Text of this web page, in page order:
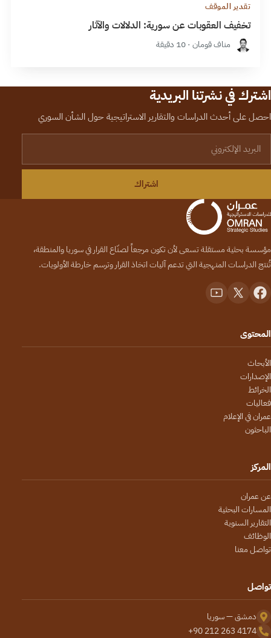
تقدير الموقف
تخفيف العقوبات عن سورية: الدلالات والآثار
مناف قومان · 10 دقيقة
اشترك في نشرتنا البريدية
احصل على أحدث الدراسات والتقارير الاستراتيجية حول الشأن السوري
اشتراك
مؤسسة بحثية مستقلة تسعى لأن تكون مرجعاً لصنّاع القرار في سوريا والمنطقة،
تُنتج الدراسات المنهجية التي تدعم آليات اتخاذ القرار وترسم خارطة الأولويات.
المحتوى
الأبحاث
الإصدارات
الخرائط
فعاليات
عمران في الإعلام
الباحثون
المركز
عن عمران
المسارات البحثية
التقارير السنوية
الوظائف
تواصل معنا
تواصل
دمشق — سوريا
+90 212 263 4174